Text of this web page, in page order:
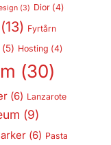
(3) Dior(4)
(13) Fyrtårn
Hosting (4)
(30)
(6) Lanzarote
(9)
(6) Pasta